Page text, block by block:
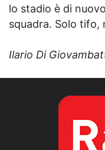
lo stadio è di
squadra. Solo tifo,
Ilario Di